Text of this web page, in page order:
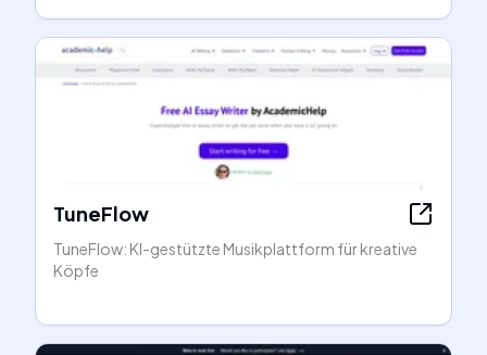
TuneFlow
TuneFlow: KI-gestützte Musikplattform für kreative
Köpfe